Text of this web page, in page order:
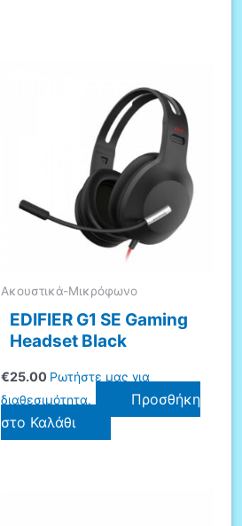
Ακουστικά-Μικρόφωνο
EDIFIER G1 SE Gaming
Headset Black
€25.00 Ρωτήστε μας για
διαθεσιμότητα.
Προσθήκη
στο Καλάθι